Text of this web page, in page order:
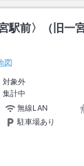
駅前〉（旧一
図
対象外
集計中
無線LAN
駐車場あり